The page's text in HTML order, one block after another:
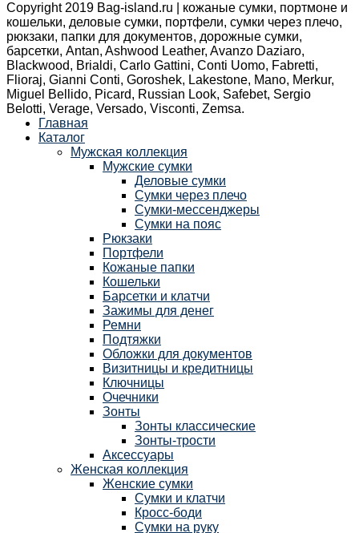
Copyright 2019 Bag-island.ru | кожаные сумки, портмоне и
кошельки, деловые сумки, портфели, сумки через плечо,
рюкзаки, папки для документов, дорожные сумки,
барсетки, Antan, Ashwood Leather, Avanzo Daziaro,
Blackwood, Brialdi, Carlo Gattini, Conti Uomo, Fabretti,
Flioraj, Gianni Conti, Goroshek, Lakestone, Mano, Merkur,
Miguel Bellido, Picard, Russian Look, Safebet, Sergio
Belotti, Verage, Versado, Visconti, Zemsa.
Главная
Каталог
Мужская коллекция
Мужские сумки
Деловые сумки
Сумки через плечо
Сумки-мессенджеры
Сумки на пояс
Рюкзаки
Портфели
Кожаные папки
Кошельки
Барсетки и клатчи
Зажимы для денег
Ремни
Подтяжки
Обложки для документов
Визитницы и кредитницы
Ключницы
Очечники
Зонты
Зонты классические
Зонты-трости
Аксессуары
Женская коллекция
Женские сумки
Сумки и клатчи
Кросс-боди
Сумки на руку